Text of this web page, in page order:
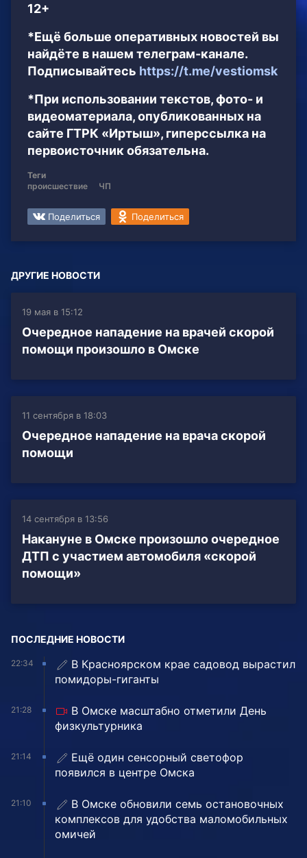
12+
*Ещё больше оперативных новостей вы
найдёте в нашем телеграм-канале.
Подписывайтесь https://t.me/vestiomsk
*При использовании текстов, фото- и
видеоматериала, опубликованных на
сайте ГТРК «Иртыш», гиперссылка на
первоисточник обязательна.
Теги
происшествие
ЧП
Поделиться Поделиться
ДРУГИЕ НОВОСТИ
19 мая в 15:12
Очередное нападение на врачей скорой
помощи произошло в Омске
11 сентября в 18:03
Очередное нападение на врача скорой
помощи
14 сентября в 13:56
Накануне в Омске произошло очередное
ДТП с участием автомобиля «скорой
помощи»
ПОСЛЕДНИЕ НОВОСТИ
22:34
В Красноярском крае садовод вырастил
помидоры-гиганты
21:28
В Омске масштабно отметили День
физкультурника
21:14
Ещё один сенсорный светофор
появился в центре Омска
21:10
В Омске обновили семь остановочных
комплексов для удобства маломобильных
омичей